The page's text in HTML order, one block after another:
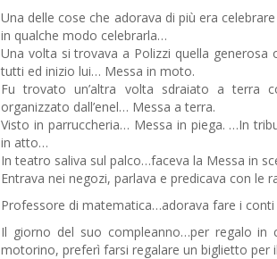
Una delle cose che adorava di più era
in qualche modo celebrarla…
Una volta si trovava a Polizzi quella
tutti ed inizio lui… Messa in moto.
Fu trovato un’altra volta sdraiato a terra
organizzato dall’enel… Messa a terra.
Visto in parruccheria… Messa in piega. …In
in atto…
In teatro saliva sul palco…faceva la Messa in
Entrava nei negozi, parlava e predicava con le
Professore di matematica…adorava fare i
Il giorno del suo compleanno…per regalo in
motorino, preferì farsi regalare un biglietto per